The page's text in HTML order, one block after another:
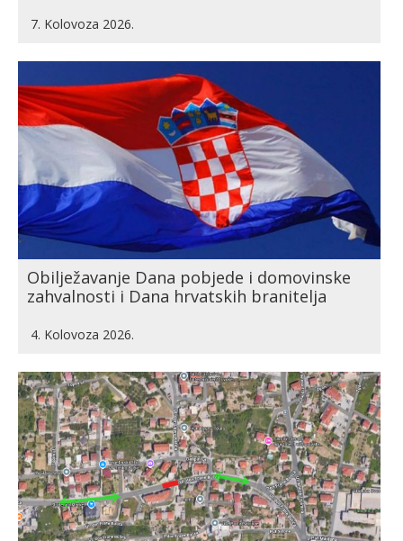
7. Kolovoza 2026.
Obilježavanje Dana pobjede i domovinske
zahvalnosti i Dana hrvatskih branitelja
4. Kolovoza 2026.